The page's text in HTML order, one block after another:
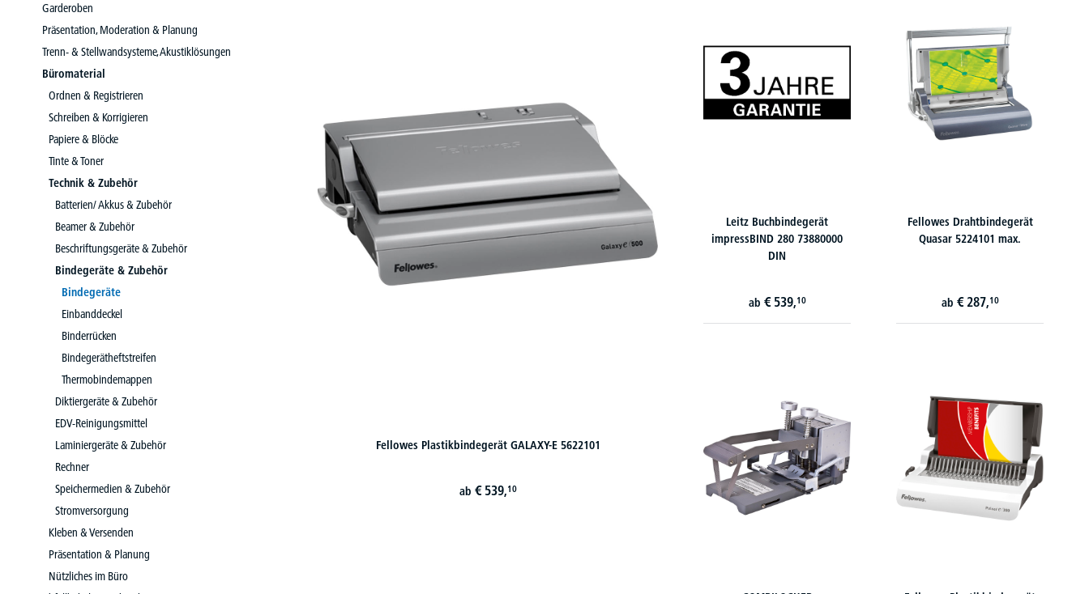
Garderoben
Präsentation, Moderation & Planung
Trenn- & Stellwandsysteme, Akustiklösungen
Büromaterial
Ordnen & Registrieren
Schreiben & Korrigieren
Papiere & Blöcke
Tinte & Toner
Technik & Zubehör
Batterien/ Akkus & Zubehör
Beamer & Zubehör
Beschriftungsgeräte & Zubehör
Bindegeräte & Zubehör
Bindegeräte
Einbanddeckel
Binderrücken
Bindegerätheftstreifen
Thermobindemappen
Diktiergeräte & Zubehör
EDV-Reinigungsmittel
Laminiergeräte & Zubehör
Rechner
Speichermedien & Zubehör
Stromversorgung
Kleben & Versenden
Präsentation & Planung
Nützliches im Büro
Fellowes Plastikbindegerät GALAXY-E 5622101
ab € 539,10
Leitz Buchbindegerät
impressBIND 280 73880000
DIN
ab € 539,10
Fellowes Drahtbindegerät
Quasar 5224101 max.
ab € 287,10